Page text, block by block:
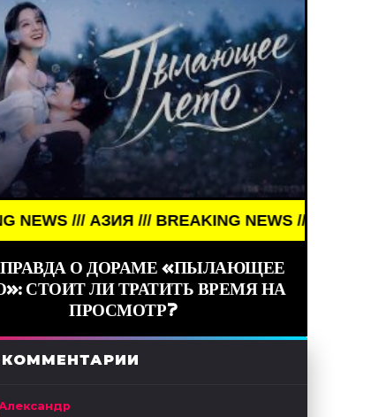
АЗИЯ /// BREAKING NEWS /// АЗИЯ ///
О ДОРАМЕ «ПЫЛАЮЩЕЕ
СТОИТ ЛИ ТРАТИТЬ ВРЕМЯ НА
ПРОСМОТР?
КОММЕНТАРИИ